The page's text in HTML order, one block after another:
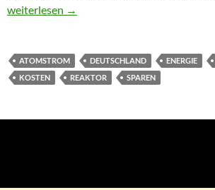
Energiepreisentwickluntg in Deutschland
weiterlesen →
ATOMSTROM DEUTSCHLAND ENERGIE
KOSTEN
REAKTOR SPAREN